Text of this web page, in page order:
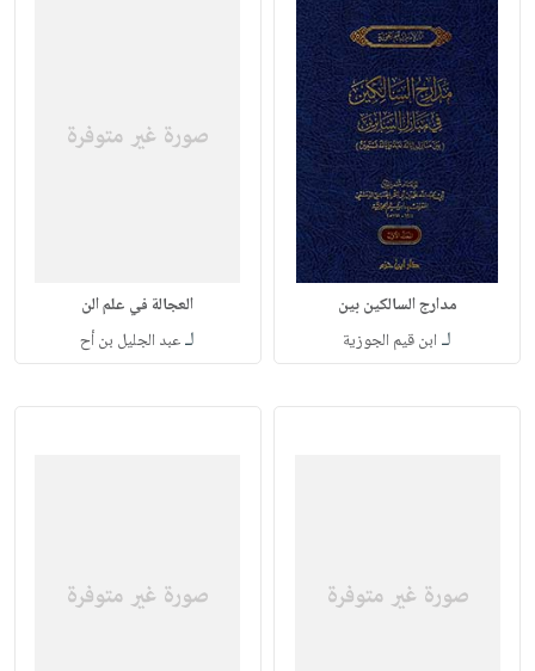
مدارج السالكين بين
لـ ابن قيم الجوزية
العجالة في علم الن
لـعبد الجليل بن أح